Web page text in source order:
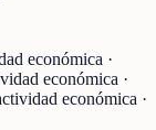
económica ·
económica ·
económica ·